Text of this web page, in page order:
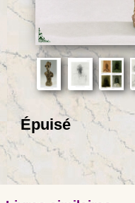
Épuisé